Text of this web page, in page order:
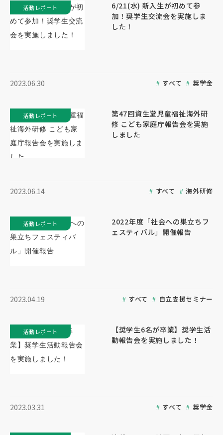
6/21(水) 新入生が初めて参
加！奨学生交流会を実施しま
した！
2023.06.30 すべて 奨学金
活動レポート
第47回資生堂児童福祉海外研
修 こども家庭庁報告会を実施
しました
2023.06.14 すべて 海外研修
活動レポート
2022年度「社会への巣立ちフ
ェスティバル」開催報告
2023.04.19 すべて 自立支援セミナー
活動レポート
【奨学生6名が卒業】奨学生活
動報告会を実施しました！
2023.03.31 すべて 奨学金
活動レポート